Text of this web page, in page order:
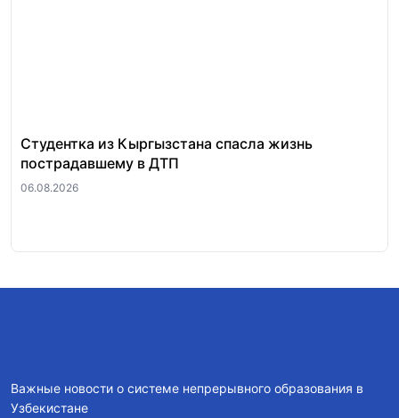
Студентка из Кыргызстана спасла жизнь
пострадавшему в ДТП
06.08.2026
Важные новости о системе непрерывного образования в
Узбекистане